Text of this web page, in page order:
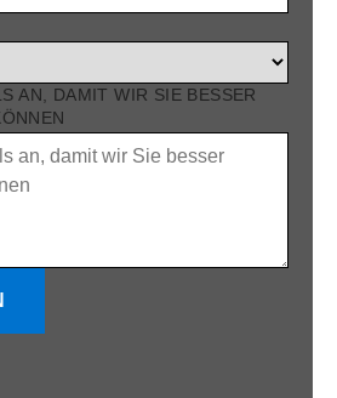
AN, DAMIT WIR SIE BESSER